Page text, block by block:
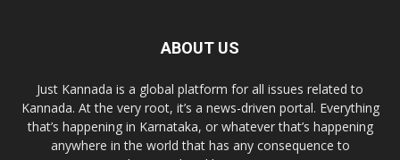
ABOUT US
Just Kannada is a global platform for all issues related to
Kannada. At the very root, it’s a news-driven portal. Everything
that’s happening in Karnataka, or whatever that’s happening
anywhere in the world that has any consequence to